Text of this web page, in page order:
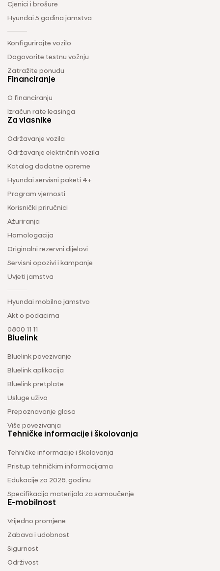
Cjenici i brošure
Hyundai 5 godina jamstva
Konfigurirajte vozilo
Dogovorite testnu vožnju
Zatražite ponudu
Financiranje
O financiranju
Izračun rate leasinga
Za vlasnike
Održavanje vozila
Održavanje električnih vozila
Katalog dodatne opreme
Hyundai servisni paketi 4+
Program vjernosti
Korisnički priručnici
Ažuriranja
Homologacija
Originalni rezervni dijelovi
Servisni opozivi i kampanje
Uvjeti jamstva
Hyundai mobilno jamstvo
Akt o podacima
0800 11 11
Bluelink
Bluelink povezivanje
Bluelink aplikacija
Bluelink pretplate
Usluge uživo
Prepoznavanje glasa
Više povezivanja
Tehničke informacije i školovanja
Tehničke informacije i školovanja
Pristup tehničkim informacijama
Edukacije za 2026. godinu
Specifikacija materijala za samoučenje
E-mobilnost
Vrijedno promjene
Zabava i udobnost
Sigurnost
Održivost